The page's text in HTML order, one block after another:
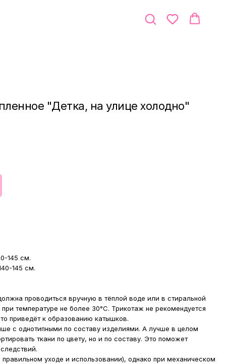
"Детка, на улице холодно"
145 см.
145 см.
проводиться вручную в тёплой воде или в стиральной
температуре не более 30°С. Трикотаж не рекомендуется
приведёт к образованию катышков.
с однотипными по составу изделиями. А лучше в целом
ткани по цвету, но и по составу. Это поможет
уходе и использовании), однако при механическом